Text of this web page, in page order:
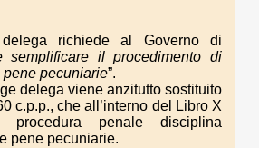
richiede al Governo di
semplificare il procedimento di
pecuniarie”.
delega viene anzitutto sostituito
c.p.p., che all’interno del Libro X
penale disciplina
pene pecuniarie.